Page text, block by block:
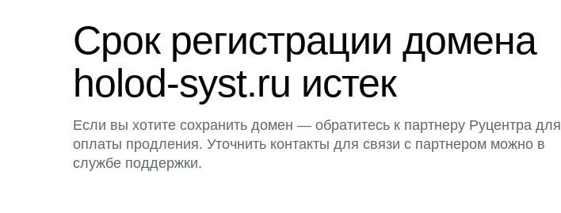
Срок регистрации домена
holod-syst.ru истек
Если вы хотите сохранить домен — обратитесь к партнеру Руцентра для
оплаты продления. Уточнить контакты для связи с партнером можно в
службе поддержки.